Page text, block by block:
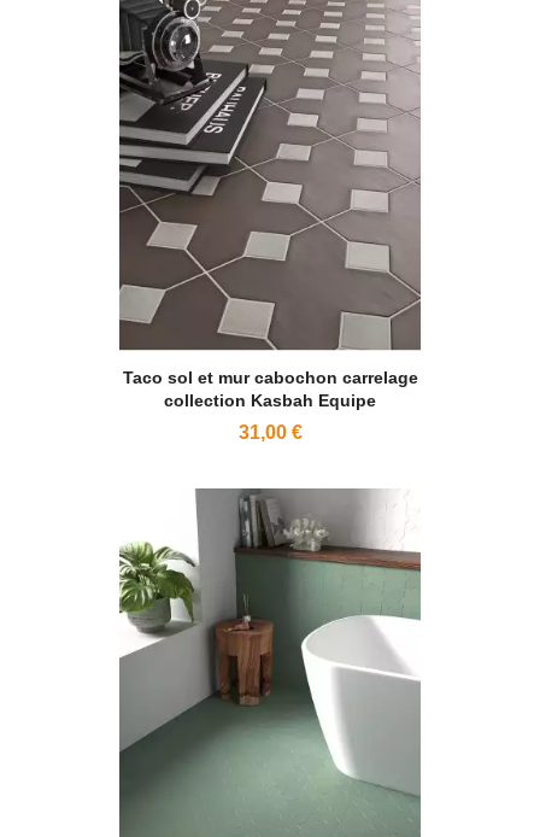
Taco sol et mur cabochon carrelage
collection Kasbah Equipe
31,00 €